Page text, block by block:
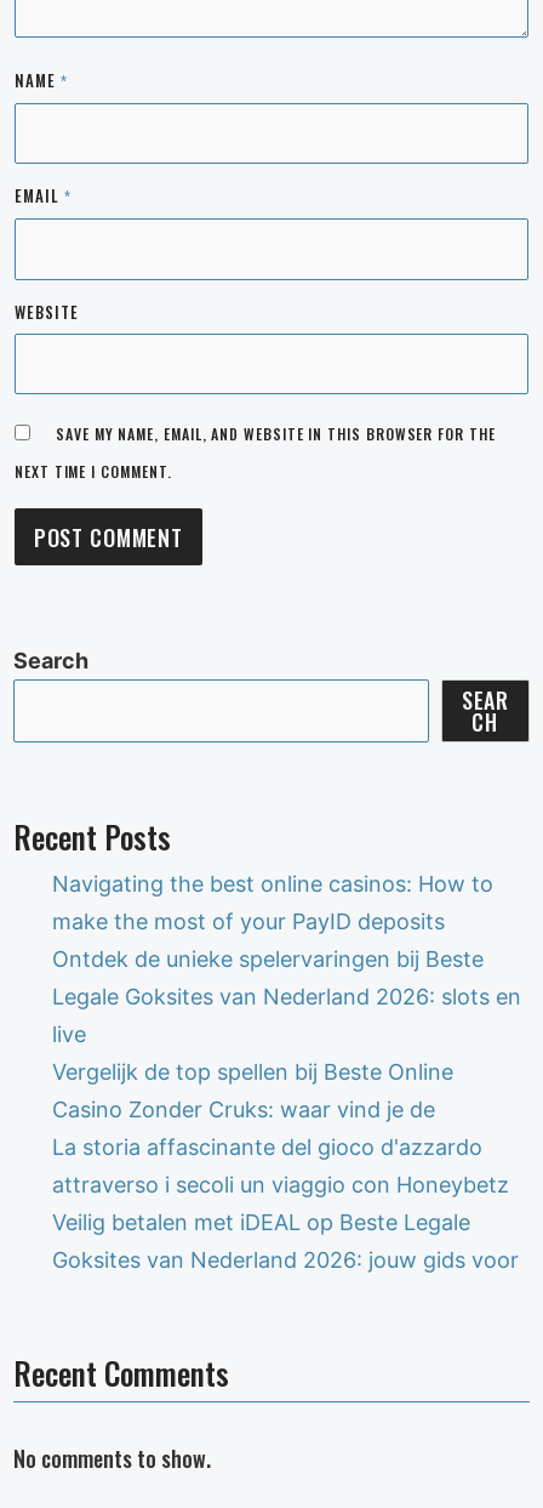
NAME *
EMAIL *
WEBSITE
SAVE MY NAME, EMAIL, AND WEBSITE IN THIS BROWSER FOR THE
NEXT TIME I COMMENT.
Search
SEAR
CH
Recent Posts
Navigating the best online casinos: How to
make the most of your PayID deposits
Ontdek de unieke spelervaringen bij Beste
Legale Goksites van Nederland 2026: slots en
live
Vergelijk de top spellen bij Beste Online
Casino Zonder Cruks: waar vind je de
La storia affascinante del gioco d'azzardo
attraverso i secoli un viaggio con Honeybetz
Veilig betalen met iDEAL op Beste Legale
Goksites van Nederland 2026: jouw gids voor
Recent Comments
No comments to show.